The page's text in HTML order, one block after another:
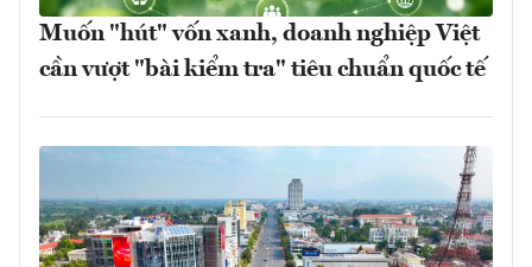
Muốn "hút" vốn xanh, doanh nghiệp Việt
cần vượt "bài kiểm tra" tiêu chuẩn quốc tế